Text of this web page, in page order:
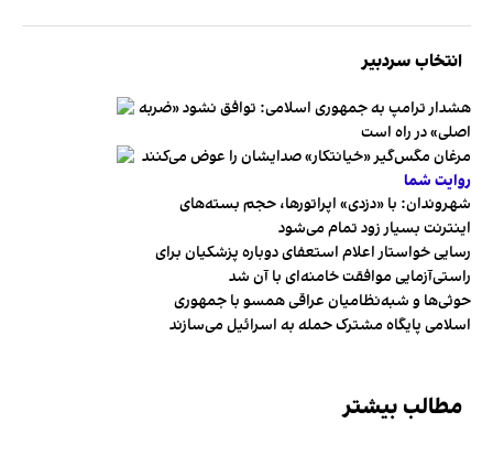
انتخاب سردبیر
هشدار ترامپ به جمهوری اسلامی: توافق نشود «ضربه
اصلی» در راه است
مرغان مگس‌گیر «خیانتکار» صدایشان را عوض می‌کنند
روایت شما
شهروندان:‌ با «دزدی» اپراتورها، حجم بسته‌های
اینترنت بسیار زود تمام می‌شود
رسایی خواستار اعلام استعفای دوباره پزشکیان برای
راستی‌آزمایی موافقت خامنه‌ای با آن شد
حوثی‌ها و شبه‌نظامیان عراقی همسو با جمهوری
اسلامی پایگاه مشترک حمله به اسرائیل می‌سازند
مطالب بیشتر